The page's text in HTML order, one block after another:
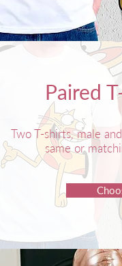
Paired
Two T-shirts, male
same or